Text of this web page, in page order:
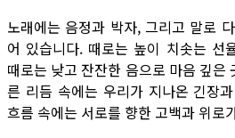
노래에는 음정과 박자, 그리고 말로
어 있습니다. 때로는 높이 치솟는 선
때로는 낮고 잔잔한 음으로 마음 깊은
른 리듬 속에는 우리가 지나온 긴장
흐름 속에는 서로를 향한 고백과 위로